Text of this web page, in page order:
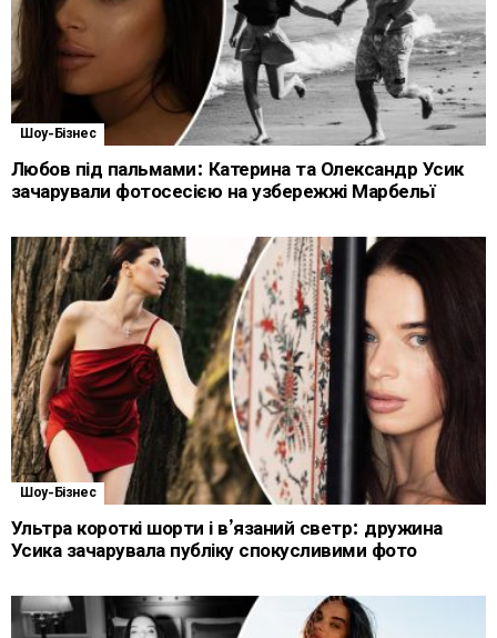
Шоу-Бізнес
Любов під пальмами: Катерина та Олександр Усик
зачарували фотосесією на узбережжі Марбельї
Шоу-Бізнес
Ультра короткі шорти і в’язаний светр: дружина
Усика зачарувала публіку спокусливими фото